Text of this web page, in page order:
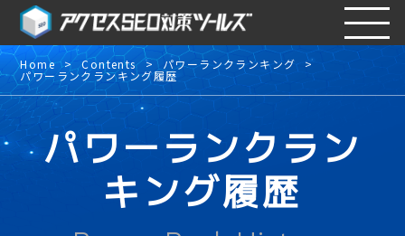
Home Contents パワーランクランキング
パワーランクランキング履歴
パワーランクラン
キング履歴